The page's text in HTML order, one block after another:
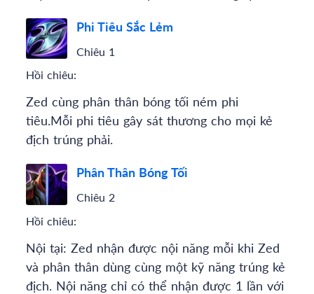
Phi Tiêu Sắc Lẻm
Chiêu 1
Hồi chiêu:
Zed cùng phân thân bóng tối ném phi
tiêu.Mỗi phi tiêu gây sát thương cho mọi kẻ
địch trúng phải.
Phân Thân Bóng Tối
Chiêu 2
Hồi chiêu:
Nội tại: Zed nhận được nội năng mỗi khi Zed
và phân thân dùng cùng một kỹ năng trúng kẻ
địch. Nội năng chỉ có thể nhận được 1 lần với